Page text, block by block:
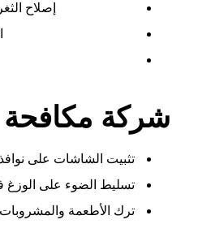
إصلاح
شركة مكافحة
تثبيت الشاشات على
تسليط الضوء على الوزغ
ترك الأطعمة والمشروبات